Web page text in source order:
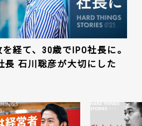
経て、30歳でIPO社長に。
長 石川聡彦が大切にした